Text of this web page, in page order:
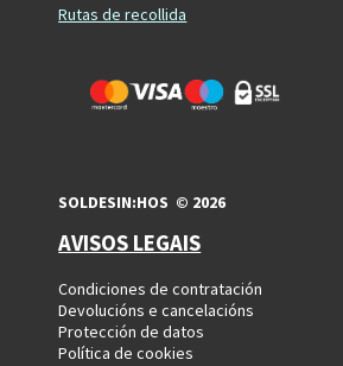
Rutas de recollida
SOLDESIN:HOS © 2026
AVISOS LEGAIS
Condiciones de contratación
Devolucións e cancelacións
Protección de datos
Política de cookies